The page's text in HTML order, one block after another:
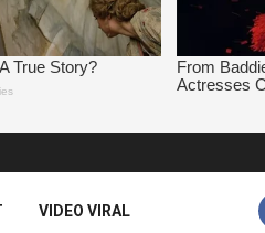
VIDEO VIRAL